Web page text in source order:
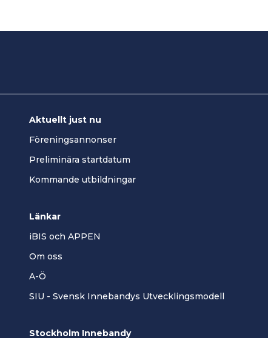
Aktuellt just nu
Föreningsannonser
Preliminära startdatum
Kommande utbildningar
Länkar
iBIS och APPEN
Om oss
A-Ö
SIU - Svensk Innebandys Utvecklingsmodell
Stockholm Innebandy